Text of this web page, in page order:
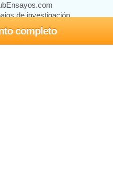
completo
de investigación